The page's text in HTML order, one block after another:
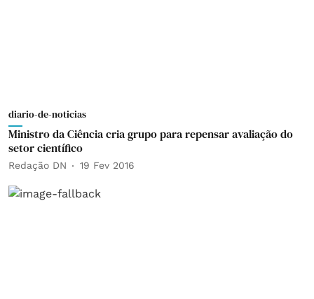
diario-de-noticias
Ministro da Ciência cria grupo para repensar avaliação do
setor científico
Redação DN 19 Fev 2016